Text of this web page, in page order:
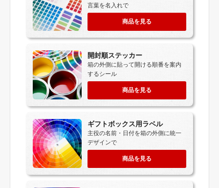
言葉を名入れで
商品を見る
開封順ステッカー
箱の外側に貼って開ける順番を案内
するシール
商品を見る
ギフトボックス用ラベル
主役の名前・日付を箱の外側に統一
デザインで
商品を見る